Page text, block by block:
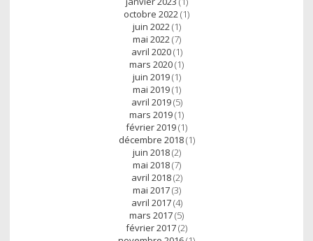
octobre 2022(1)
juin 2022(1)
mai 2022(7)
avril 2020(1)
mars 2020(1)
juin 2019(1)
mai 2019(1)
avril 2019(5)
mars 2019(1)
février 2019(1)
décembre 2018(1)
juin 2018(2)
mai 2018(7)
avril 2018(2)
mai 2017(3)
avril 2017(4)
mars 2017(5)
février 2017(2)